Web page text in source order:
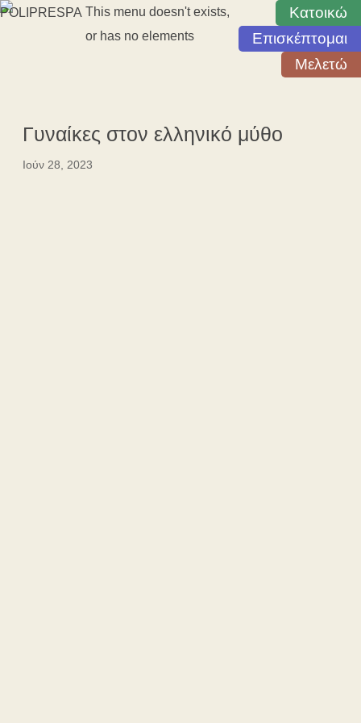
This menu doesn't exists,
or has no elements
Κατοικώ
Επισκέπτομαι
Μελετώ
Γυναίκες στον ελληνικό μύθο
Ιούν 28, 2023